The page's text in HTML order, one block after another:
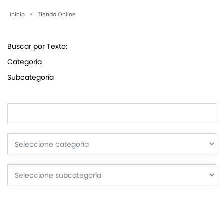
Inicio > Tienda Online
Buscar por Texto:
Categoría
Subcategoría